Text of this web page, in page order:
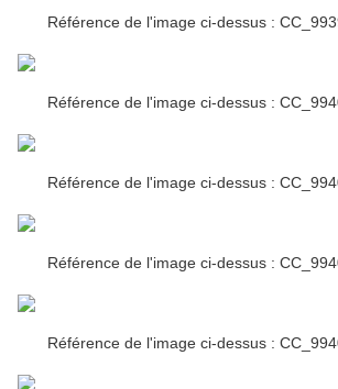
Référence de l'image ci-dessus :
Référence de l'image ci-dessus :
Référence de l'image ci-dessus :
Référence de l'image ci-dessus :
Référence de l'image ci-dessus :